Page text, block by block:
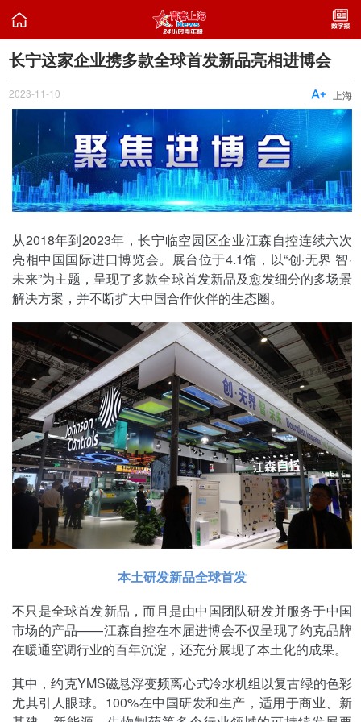

长宁这家企业携多款全球首发新品亮相进博会
2023-11-10 上海

从2018年到2023年，长宁临空园区企业江森自控连续六次
亮相中国国际进口博览会。展台位于4.1馆，以“创·无界 智·
未来”为主题，呈现了多款全球首发新品及愈发细分的多场景
解决方案，并不断扩大中国合作伙伴的生态圈。
本土研发新品全球首发
不只是全球首发新品，而且是由中国团队研发并服务于中国
市场的产品——江森自控在本届进博会不仅呈现了约克品牌
在暖通空调行业的百年沉淀，还充分展现了本土化的成果。
其中，约克YMS磁悬浮变频离心式冷水机组以复古绿的色彩
尤其引人眼球。100%在中国研发和生产，适用于商业、新